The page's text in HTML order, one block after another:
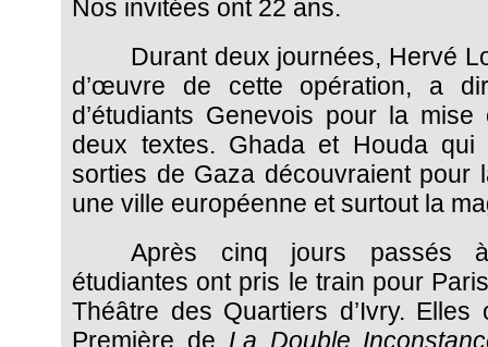
Nos invitées ont 22 ans.
Durant deux journées, Hervé
d’œuvre de cette opération, a
d’étudiants Genevois pour la
deux textes. Ghada et Houda qui
sorties de Gaza découvraient pour
une ville européenne et surtout la
Après cinq jours passés
étudiantes ont pris le train pour
Théâtre des Quartiers d’Ivry.
Première de La Double